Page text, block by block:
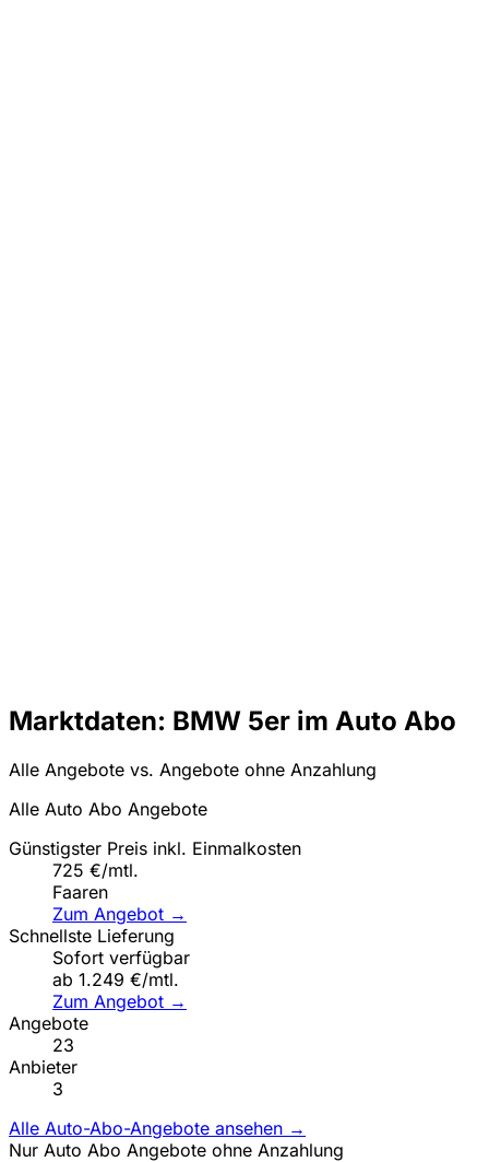
Marktdaten: BMW 5er im Auto Abo
Alle Angebote vs. Angebote ohne Anzahlung
Alle Auto Abo Angebote
Günstigster Preis inkl. Einmalkosten
725 €/mtl.
Faaren
Zum Angebot →
Schnellste Lieferung
Sofort verfügbar
ab 1.249 €/mtl.
Zum Angebot →
Angebote
23
Anbieter
3
Alle Auto-Abo-Angebote ansehen →
Nur Auto Abo Angebote ohne Anzahlung